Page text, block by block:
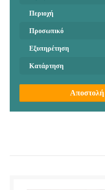
Περιοχή
Προσωπικό
Εξυπηρέτηση
Κατάρτηση
Αποστολή